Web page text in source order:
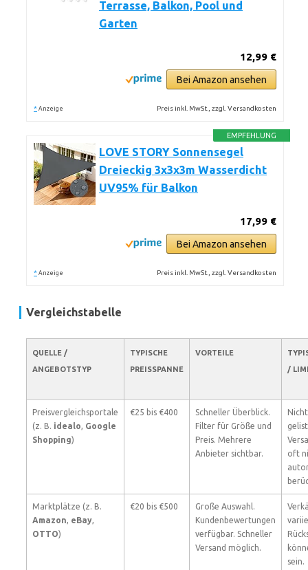
Terrasse, Balkon, Pool und
Garten
12,99 €
Bei Amazon ansehen
* Anzeige Preis inkl. MwSt., zzgl. Versandkosten
EMPFEHLUNG
LOVE STORY Sonnensegel
Dreieckig 3x3x3m Wasserdicht
UV95% für Balkon
17,99 €
Bei Amazon ansehen
* Anzeige Preis inkl. MwSt., zzgl. Versandkosten
Vergleichstabelle
QUELLE /
ANGEBOTSTYP
TYPISCHE
PREISSPANNE
VORTEILE
/
Preisvergleichsportale
(z. B. idealo, Google
Shopping)
€25 bis €400
Schneller Überblick.
Filter für Größe und
Preis. Mehrere
Anbieter sichtbar.
oft
Marktplätze (z. B.
Amazon, eBay,
OTTO)
€20 bis €500
Große Auswahl.
Kundenbewertungen
verfügbar. Schneller
Versand möglich.
sein.